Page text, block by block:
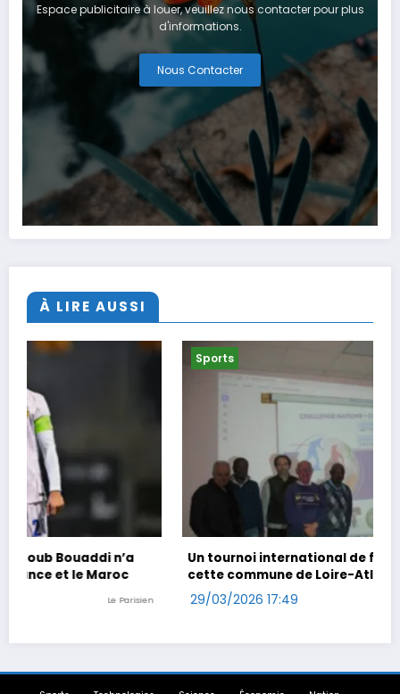
Espace publicitaire à louer, veuillez nous contacter pour plus
d'informations.
Nous Contacter
À LIRE AUSSI
Un tournoi international de foot en marchant dans
cette commune de Loire-Atlantique
29/03/2026 17:49